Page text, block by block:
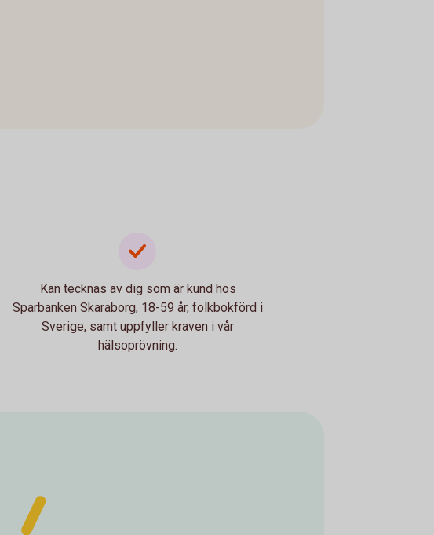
Kan tecknas av dig som är kund hos
Sparbanken Skaraborg, 18-59 år, folkbokförd i
Sverige, samt uppfyller kraven i vår
hälsoprövning.